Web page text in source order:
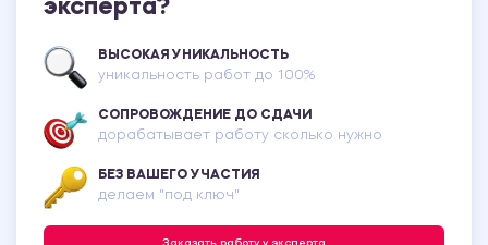
эксперта?
ВЫСОКАЯ УНИКАЛЬНОСТЬ
уникальность работ до 100%
СОПРОВОЖДЕНИЕ ДО СДАЧИ
дорабатывает работу сколько нужно
БЕЗ ВАШЕГО УЧАСТИЯ
делаем "под ключ"